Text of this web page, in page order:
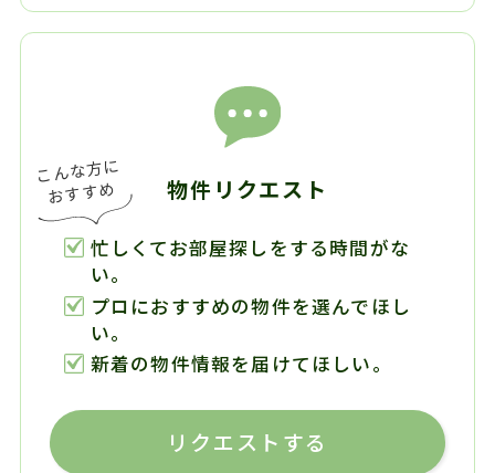
物件リクエスト
忙しくてお部屋探しをする時間がな
い。
プロにおすすめの物件を選んでほし
い。
新着の物件情報を届けてほしい。
リクエストする